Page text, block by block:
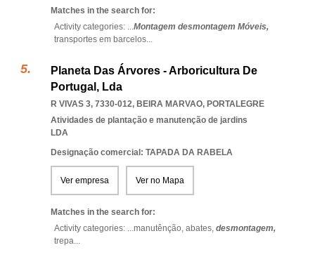
Matches in the search for:
Activity categories: ...Montagem desmontagem Móveis,
transportes em barcelos...
Planeta Das Árvores - Arboricultura De
Portugal, Lda
R VIVAS 3, 7330-012, BEIRA MARVAO, PORTALEGRE
Atividades de plantação e manutenção de jardins
LDA
Designação comercial: TAPADA DA RABELA
Ver empresa Ver no Mapa
Matches in the search for:
Activity categories: ...manutênção, abates, desmontagem,
trepa...